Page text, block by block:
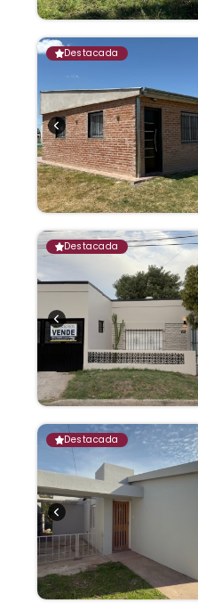
Destacada
Destacada
Destacada